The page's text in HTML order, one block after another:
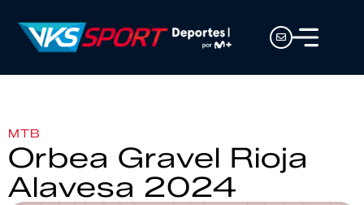
MTB
Orbea Gravel Rioja
Alavesa 2024